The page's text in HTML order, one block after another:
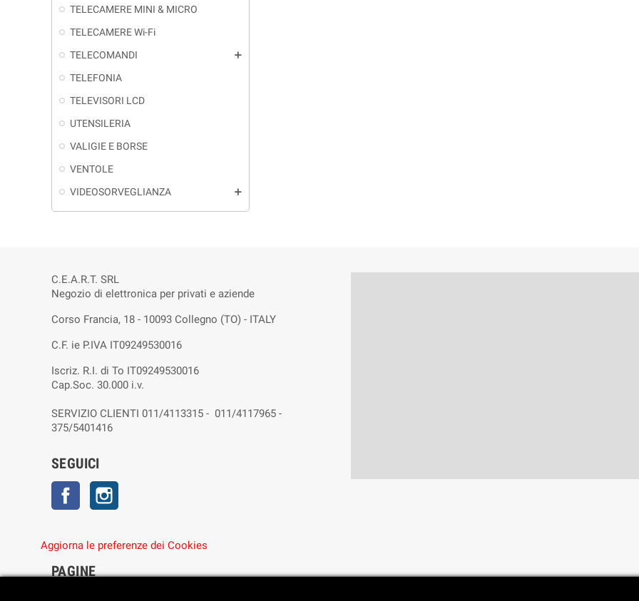
TELECAMERE MINI & MICRO
TELECAMERE Wi-Fi
TELECOMANDI
add
TELEFONIA
TELEVISORI LCD
UTENSILERIA
VALIGIE E BORSE
VENTOLE
VIDEOSORVEGLIANZA
add
C.E.A.R.T. SRL
Negozio di elettronica per privati e aziende
Corso Francia, 18 - 10093 Collegno (TO) - ITALY
C.F. ie P.IVA IT09249530016
Iscriz. R.I. di To IT09249530016
Cap.Soc. 30.000 i.v.
SERVIZIO CLIENTI 011/4113315 - 011/4117965 -
375/5401416
SEGUICI
Facebook
Aggiorna le preferenze dei Cookies
PAGINE